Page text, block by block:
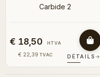
Carbide 2
€ 18,50 HTVA
€ 22,39 TVAC DÉTAILS →